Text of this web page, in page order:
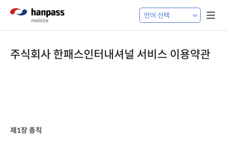
주식회사 한패스인터내셔널 서비스 이용약관
제1장 총칙